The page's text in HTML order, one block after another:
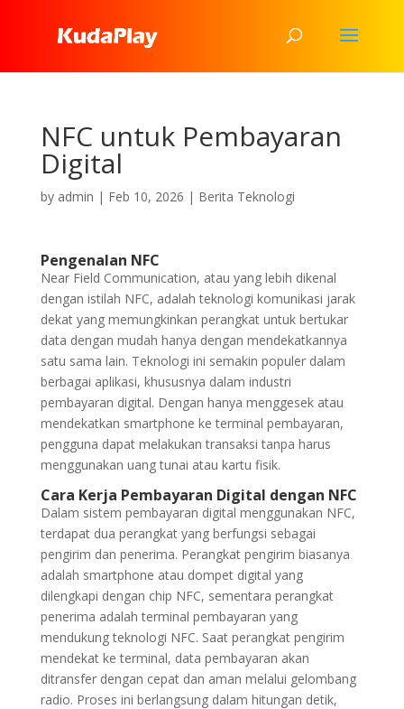
NFC untuk Pembayaran
Digital
by admin | Feb 10, 2026 | Berita Teknologi
Pengenalan NFC
Near Field Communication, atau yang lebih dikenal
dengan istilah NFC, adalah teknologi komunikasi jarak
dekat yang memungkinkan perangkat untuk bertukar
data dengan mudah hanya dengan mendekatkannya
satu sama lain. Teknologi ini semakin populer dalam
berbagai aplikasi, khususnya dalam industri
pembayaran digital. Dengan hanya menggesek atau
mendekatkan smartphone ke terminal pembayaran,
pengguna dapat melakukan transaksi tanpa harus
menggunakan uang tunai atau kartu fisik.
Cara Kerja Pembayaran Digital dengan NFC
Dalam sistem pembayaran digital menggunakan NFC,
terdapat dua perangkat yang berfungsi sebagai
pengirim dan penerima. Perangkat pengirim biasanya
adalah smartphone atau dompet digital yang
dilengkapi dengan chip NFC, sementara perangkat
penerima adalah terminal pembayaran yang
mendukung teknologi NFC. Saat perangkat pengirim
mendekat ke terminal, data pembayaran akan
ditransfer dengan cepat dan aman melalui gelombang
radio. Proses ini berlangsung dalam hitungan detik,